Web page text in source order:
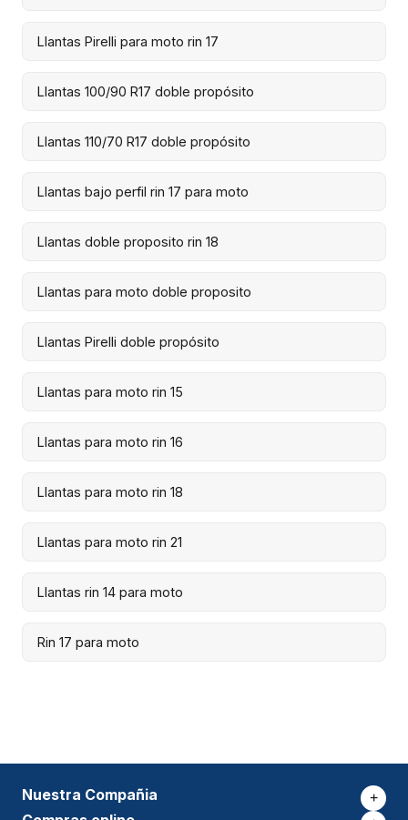
Llantas Pirelli para moto rin 17
Llantas 100/90 R17 doble propósito
Llantas 110/70 R17 doble propósito
Llantas bajo perfil rin 17 para moto
Llantas doble proposito rin 18
Llantas para moto doble proposito
Llantas Pirelli doble propósito
Llantas para moto rin 15
Llantas para moto rin 16
Llantas para moto rin 18
Llantas para moto rin 21
Llantas rin 14 para moto
Rin 17 para moto
Nuestra Compañia +